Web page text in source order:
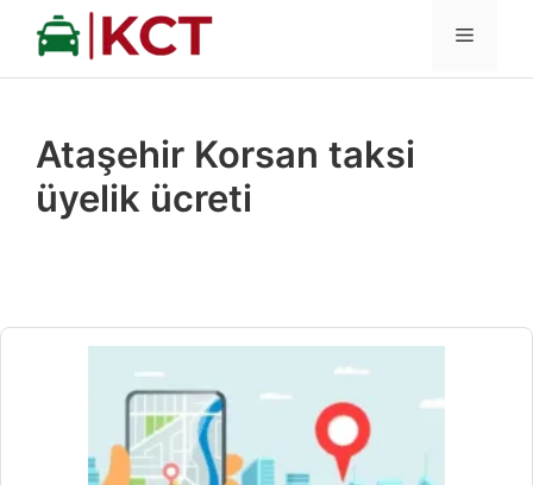
İçeriğe
MENÜ
Ataşehir Korsan taksi
üyelik ücreti